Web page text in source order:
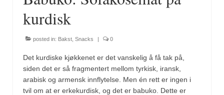
Snacks
Supper
Olivenolje, oppskrifter
Krydder, oppskrifter
kurdisk
posted in: Bakst Snacks | 0
Det kurdiske kjøkkenet er det vanskelig å få tak på,
siden det er så fragmentert mellom tyrkisk, iransk,
arabisk og armensk innflytelse. Men én rett er ingen i
tvil om at er erkekurdisk, og det er babuko. Dette er